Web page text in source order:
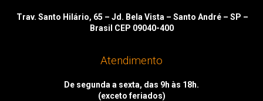
Trav. Santo Hilário, 65 – Jd. Bela Vista – Santo André – SP –
Brasil CEP 09040-400
Atendimento
De segunda a sexta, das 9h às 18h.
(exceto feriados)